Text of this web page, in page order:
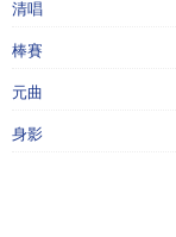
清唱
棒賽
元曲
身影